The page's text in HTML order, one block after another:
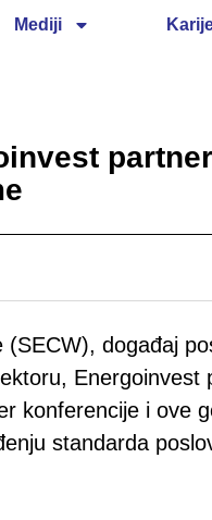
Mediji
partner
događaj
Energoinvest
konferencije i ove
standarda